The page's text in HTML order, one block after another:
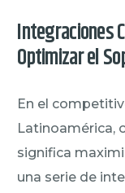
Integraciones
Optimizar el
En el
Latinoamérica,
significa
una serie de